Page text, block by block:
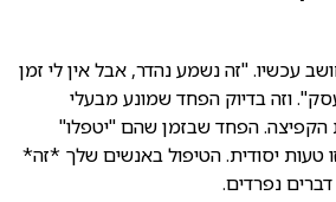
עכשיו. "זה נשמע נהדר, אבל אין לי זמן
וזה בדיוק הפחד שמונע מבעלי
הפחד שבזמן שהם "יטפלו"
טעות יסודית. הטיפול באנשים שלך *זה*
נפרדים.